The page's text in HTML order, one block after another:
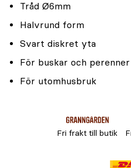
Tråd Ø6mm
Halvrund form
Svart diskret yta
För buskar och perenner
För utomhusbruk
Fri frakt till butik